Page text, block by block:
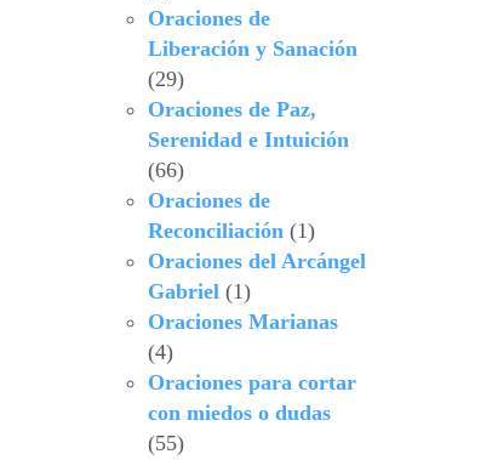
Oraciones de
Liberación y Sanación
(29)
Oraciones de Paz,
Serenidad e Intuición
(66)
Oraciones de
Reconciliación(1)
Oraciones del Arcángel
Gabriel(1)
Oraciones Marianas
(4)
Oraciones para cortar
con miedos o dudas
(55)